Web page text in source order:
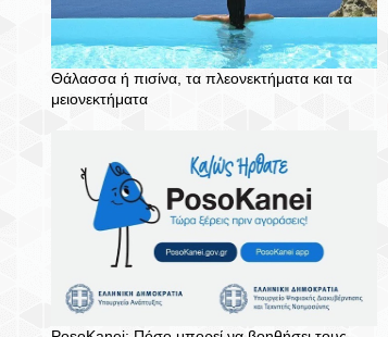
Θάλασσα ή πισίνα, τα πλεονεκτήματα και τα
μειονεκτήματα